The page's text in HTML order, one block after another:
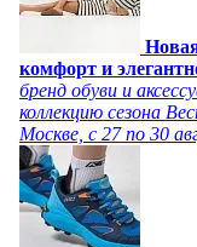
комфорт и
бренд обуви и
коллекцию сезона
Москве, с 27 по 30